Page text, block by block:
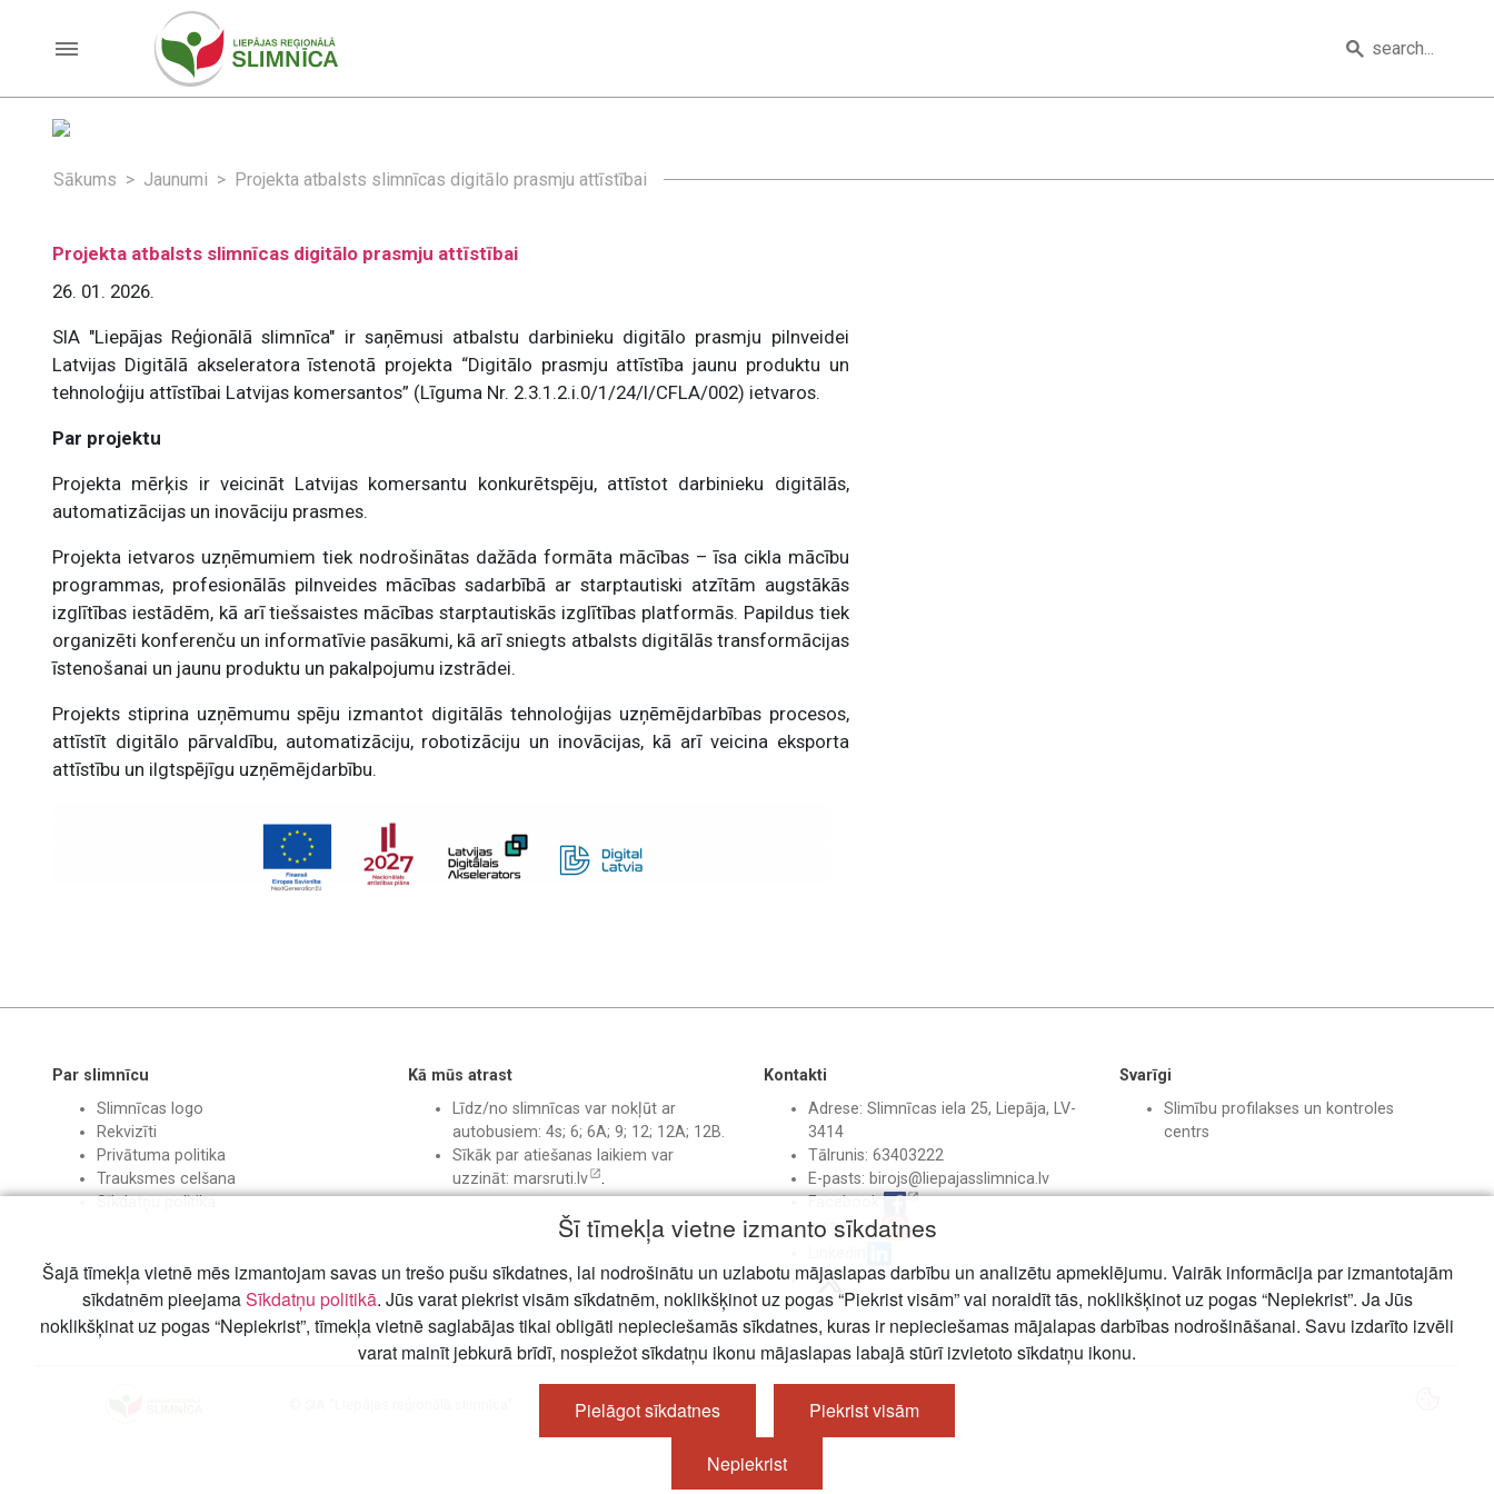
Sākums Jaunumi Projekta atbalsts slimnīcas digitālo prasmju attīstībai
Projekta atbalsts slimnīcas digitālo prasmju attīstībai
26. 01. 2026.
SIA "Liepājas Reģionālā slimnīca" ir saņēmusi atbalstu darbinieku digitālo prasmju pilnveidei
Latvijas Digitālā akseleratora īstenotā projekta “Digitālo prasmju attīstība jaunu produktu un
tehnoloģiju attīstībai Latvijas komersantos” (Līguma Nr. 2.3.1.2.i.0/1/24/I/CFLA/002) ietvaros.
Par projektu
Projekta mērķis ir veicināt Latvijas komersantu konkurētspēju, attīstot darbinieku digitālās,
automatizācijas un inovāciju prasmes.
Projekta ietvaros uzņēmumiem tiek nodrošinātas dažāda formāta mācības – īsa cikla mācību
programmas, profesionālās pilnveides mācības sadarbībā ar starptautiski atzītām augstākās
izglītības iestādēm, kā arī tiešsaistes mācības starptautiskās izglītības platformās. Papildus tiek
organizēti konferenču un informatīvie pasākumi, kā arī sniegts atbalsts digitālās transformācijas
īstenošanai un jaunu produktu un pakalpojumu izstrādei.
Projekts stiprina uzņēmumu spēju izmantot digitālās tehnoloģijas uzņēmējdarbības procesos,
attīstīt digitālo pārvaldību, automatizāciju, robotizāciju un inovācijas, kā arī veicina eksporta
attīstību un ilgtspējīgu uzņēmējdarbību.
Par slimnīcu
Slimnīcas logo
Rekvizīti
Privātuma politika
Trauksmes celšana
Sīkdatņu politika
Kā mūs atrast
Līdz/no slimnīcas var nokļūt ar
autobusiem: 4s; 6; 6A; 9; 12; 12A; 12B.
Sīkāk par atiešanas laikiem var
uzzināt: marsruti.lv .
Kontakti
Adrese: Slimnīcas iela 25, Liepāja, LV-
3414
Tālrunis: 63403222
E-pasts: birojs@liepajasslimnica.lv
Facebook
Instagram
Svarīgi
Slimību profilakses un kontroles
centrs
Šī tīmekļa vietne izmanto sīkdatnes
Šajā tīmekļa vietnē mēs izmantojam savas un trešo pušu sīkdatnes, lai nodrošinātu un uzlabotu mājaslapas darbību un analizētu apmeklējumu. Vairāk informācija par izmantotajām
sīkdatnēm pieejamaSīkdatņu politikā. Jūs varat piekrist visām sīkdatnēm, noklikšķinot uz pogas “Piekrist visām” vai noraidīt tās, noklikšķinot uz pogas “Nepiekrist”. Ja Jūs
noklikšķinat uz pogas “Nepiekrist”, tīmekļa vietnē saglabājas tikai obligāti nepieciešamās sīkdatnes, kuras ir nepieciešamas mājalapas darbības nodrošināšanai. Savu izdarīto izvēli
varat mainīt jebkurā brīdī, nospiežot sīkdatņu ikonu mājaslapas labajā stūrī izvietoto sīkdatņu ikonu.
Pielāgot sīkdatnes Piekrist visām
Nepiekrist